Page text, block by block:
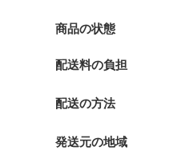
商品の状態
配送料の負担
配送の方法
発送元の地域